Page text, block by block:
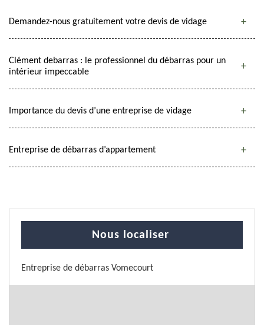
Demandez-nous gratuitement votre devis de vidage
Clément debarras : le professionnel du débarras pour un
intérieur impeccable
Importance du devis d’une entreprise de vidage
Entreprise de débarras d’appartement
Nous localiser
Entreprise de débarras Vomecourt